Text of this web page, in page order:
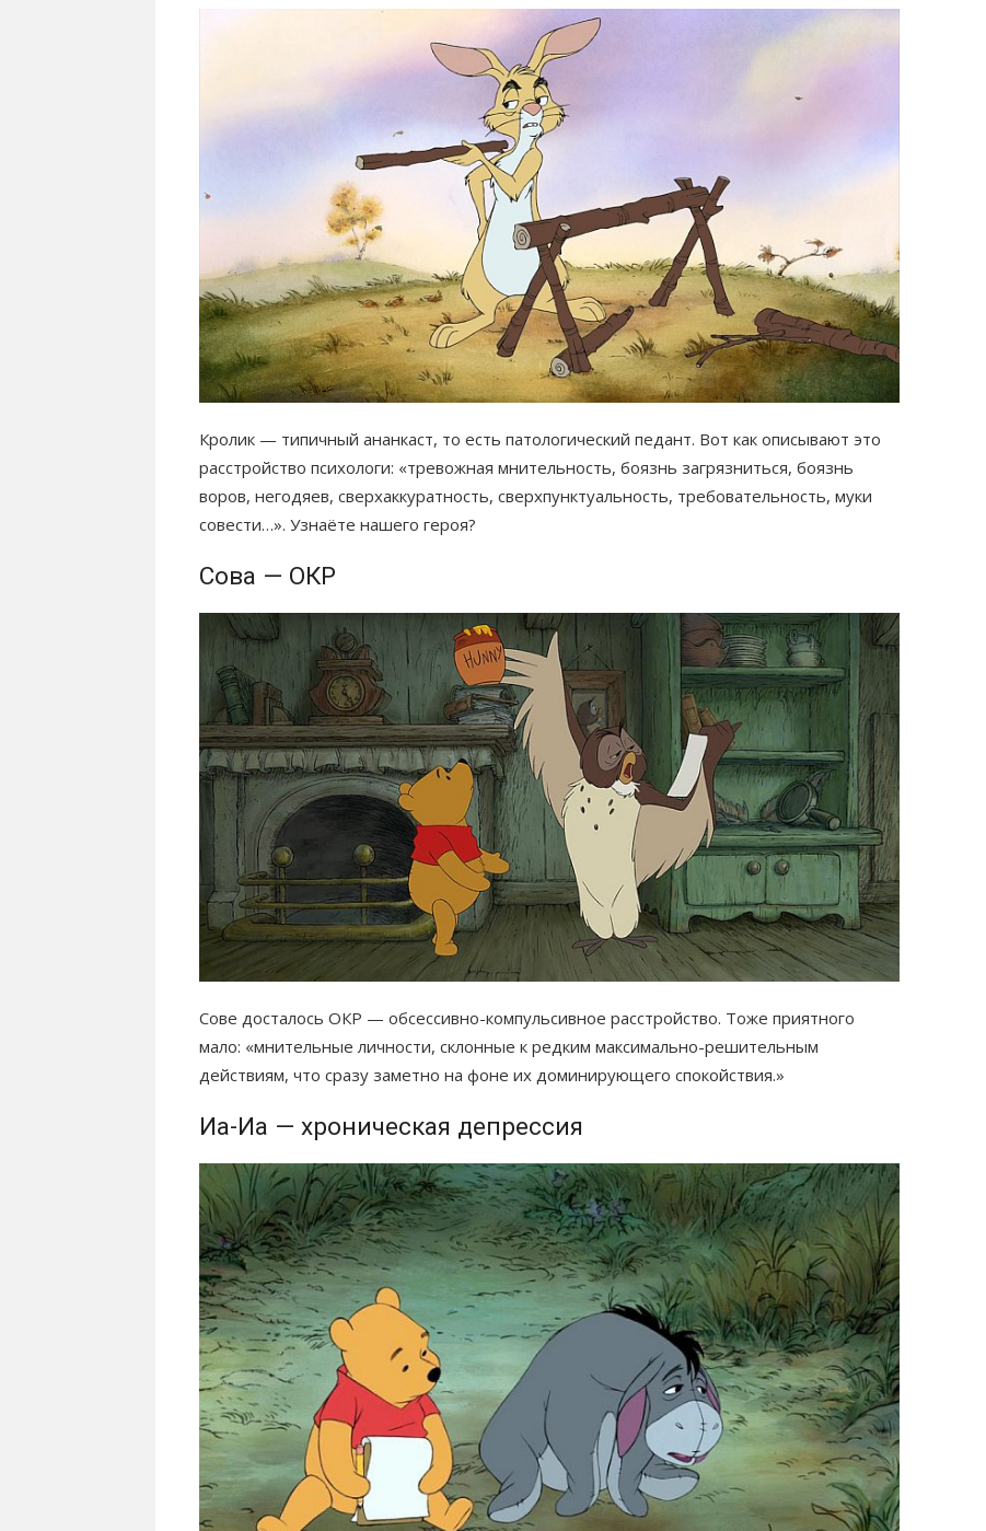
Кролик — типичный ананкаст, то есть патологический педант. Вот как описывают это
расстройство психологи: «тревожная мнительность, боязнь загрязниться, боязнь
воров, негодяев, сверхаккуратность, сверхпунктуальность, требовательность, муки
совести…». Узнаёте нашего героя?
Сова — ОКР
Сове досталось ОКР — обсессивно-компульсивное расстройство. Тоже приятного
мало: «мнительные личности, склонные к редким максимально-решительным
действиям, что сразу заметно на фоне их доминирующего спокойствия.»
Иа-Иа — хроническая депрессия